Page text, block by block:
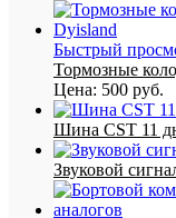
Быстрый
Тормозные
Цена: 500 руб.
Шина CST 11
Звуковой